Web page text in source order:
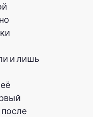
и лишь